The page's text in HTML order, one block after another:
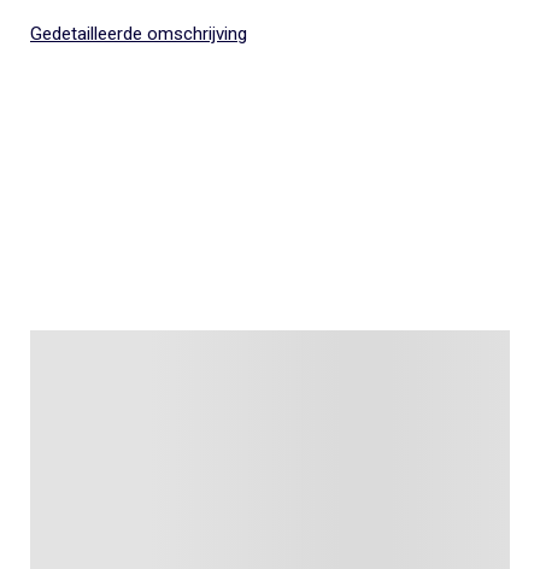
Gedetailleerde omschrijving